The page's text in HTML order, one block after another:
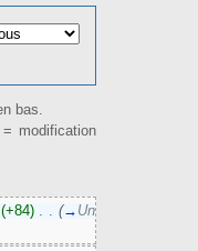
bas.
= modification
(+84)‎ . . (→ Un